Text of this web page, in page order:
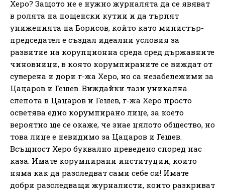
Херо? Защото не е нужно журналята да се явяват
в ролята на пощенски кутии и да търпят
униженията на Борисов, който като министър-
председател е създал идеални условия за
развитие на корупционна среда сред държавните
чиновници, в която корумпираните се виждат от
суверена и дори г-жа Херо, но са незабележими за
Цацаров и Гешев. Виждайки тази уникална
слепота в Цацаров и Гешев, г-жа Херо просто
осветява едно корумпирано лице, за което
вероятно ще се окаже, че знае цялото общество, но
това лице е невидимо за Цацаров и Гешев.
Всъщност Херо буквално преведено според нас
каза. Имате корумпирани институции, които
няма как да разследват сами себе си! Имате
добри разследващи журналисти, които разкриват